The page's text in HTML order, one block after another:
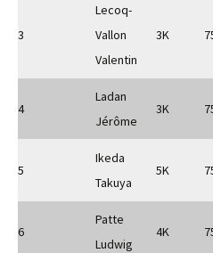
3
Lecoq-
Vallon
Valentin
3K
4
Ladan
Jérôme
3K
5
Ikeda
Takuya
5K
6
Patte
Ludwig
4K